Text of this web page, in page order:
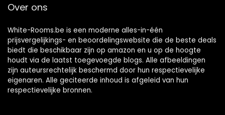
Over ons
White-Rooms.be is een moderne alles-in-één
prijsvergelijkings- en beoordelingswebsite die de beste deals
biedt die beschikbaar zijn op amazon en u op de hoogte
houdt via de laatst toegevoegde blogs. Alle afbeeldingen
zijn auteursrechtelijk beschermd door hun respectievelijke
eigenaren. Alle geciteerde inhoud is afgeleid van hun
respectievelijke bronnen.